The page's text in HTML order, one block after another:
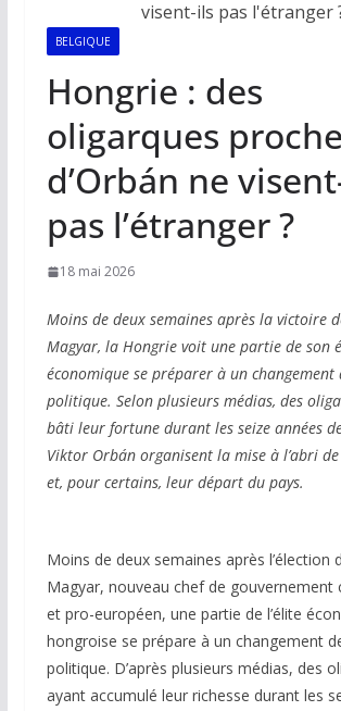
BELGIQUE
Hongrie : des
oligarques
d’Orbán ne
pas l’étranger ?
18 mai 2026
Moins de deux semaines après la victoire
Magyar, la Hongrie voit une partie de son
économique se préparer à un changement
politique. Selon plusieurs médias, des
bâti leur fortune durant les seize années
Viktor Orbán organisent la mise à l’abri
et, pour certains, leur départ du pays.
Moins de deux semaines après l’élection
Magyar, nouveau chef de gouvernement
et pro-européen, une partie de l’élite
hongroise se prépare à un changement
politique. D’après plusieurs médias, des
ayant accumulé leur richesse durant les